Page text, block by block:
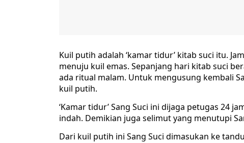
Kuil putih adalah ‘kamar tidur’ kitab suci itu.
menuju kuil emas. Sepanjang hari kitab suci
ada ritual malam. Untuk mengusung kembali
kuil putih.
‘Kamar tidur’ Sang Suci ini dijaga petugas 24
indah. Demikian juga selimut yang menutupi
Dari kuil putih ini Sang Suci dimasukan ke